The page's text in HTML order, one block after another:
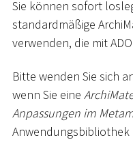
Sie können sofort
standardmäßige
verwenden, die mit
Bitte wenden Sie sich
wenn Sie eine
Anpassungen im
Anwendungsbibliothek